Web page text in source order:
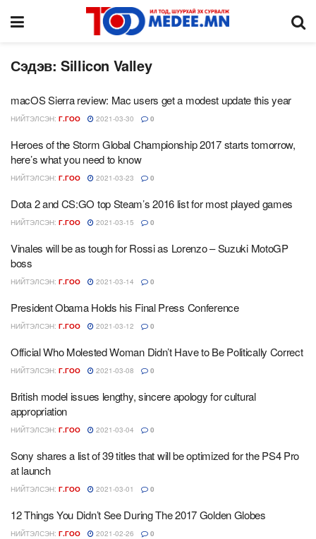
Сэдэв:Sillicon Valley
macOS Sierra review: Mac users get a modest update this year
НИЙТЭЛСЭН: Г.ГОО 2021-03-30 0
Heroes of the Storm Global Championship 2017 starts tomorrow,
here’s what you need to know
НИЙТЭЛСЭН: Г.ГОО 2021-03-23 0
Dota 2 and CS:GO top Steam’s 2016 list for most played games
НИЙТЭЛСЭН: Г.ГОО 2021-03-15 0
Vinales will be as tough for Rossi as Lorenzo – Suzuki MotoGP
boss
НИЙТЭЛСЭН: Г.ГОО 2021-03-14 0
President Obama Holds his Final Press Conference
НИЙТЭЛСЭН: Г.ГОО 2021-03-12 0
Official Who Molested Woman Didn’t Have to Be Politically Correct
НИЙТЭЛСЭН: Г.ГОО 2021-03-08 0
British model issues lengthy, sincere apology for cultural
appropriation
НИЙТЭЛСЭН: Г.ГОО 2021-03-04 0
Sony shares a list of 39 titles that will be optimized for the PS4 Pro
at launch
НИЙТЭЛСЭН: Г.ГОО 2021-03-01 0
12 Things You Didn’t See During The 2017 Golden Globes
НИЙТЭЛСЭН: Г.ГОО 2021-02-26 0